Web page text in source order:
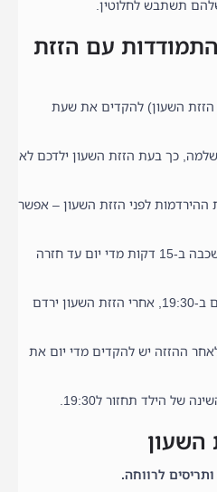
תשתבש לחלוטין.
עם הזזת
הזזת השעון) להקדים את שעת
כך בעת הזזת השעון ילדכם לא
לפני הזזת השעון – אפשר
אפשר להקדים את שעת ההשכבה ב-15 דקות מדי יום עד חזרה
כלומר, ילד שהיה רגיל להירדם ב-19:30, אחרי הזזת השעון ירדם
ההזזה יש להקדים מדי יום את
של הילד תחזור ל19:30.
השעון
לרווחה.